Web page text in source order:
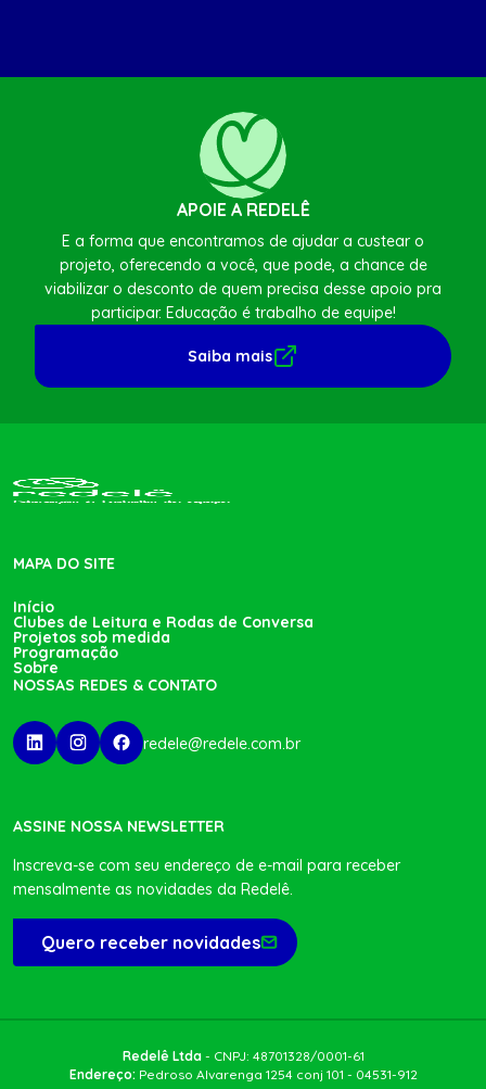
APOIE A REDELÊ
E a forma que encontramos de ajudar a custear o
projeto, oferecendo a você, que pode, a chance de
viabilizar o desconto de quem precisa desse apoio pra
participar. Educação é trabalho de equipe!
Saiba mais
MAPA DO SITE
Início
Clubes de Leitura e Rodas de Conversa
Projetos sob medida
Programação
Sobre
NOSSAS REDES & CONTATO
redele@redele.com.br
ASSINE NOSSA NEWSLETTER
Inscreva-se com seu endereço de e-mail para receber
mensalmente as novidades da Redelê.
Quero receber novidades
Redelê Ltda- CNPJ: 48701328/0001-61
Endereço: Pedroso Alvarenga 1254 conj 101 - 04531-912